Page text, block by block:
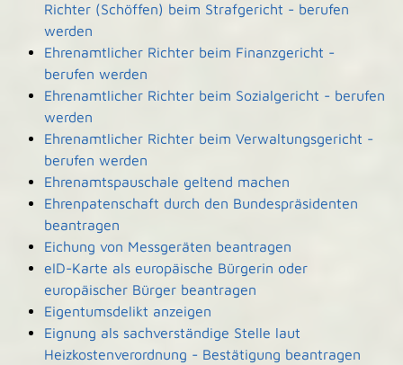
Richter (Schöffen) beim Strafgericht - berufen
werden
Ehrenamtlicher Richter beim Finanzgericht -
berufen werden
Ehrenamtlicher Richter beim Sozialgericht - berufen
werden
Ehrenamtlicher Richter beim Verwaltungsgericht -
berufen werden
Ehrenamtspauschale geltend machen
Ehrenpatenschaft durch den Bundespräsidenten
beantragen
Eichung von Messgeräten beantragen
eID-Karte als europäische Bürgerin oder
europäischer Bürger beantragen
Eigentumsdelikt anzeigen
Eignung als sachverständige Stelle laut
Heizkostenverordnung - Bestätigung beantragen